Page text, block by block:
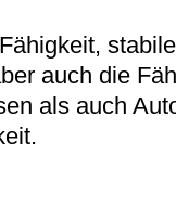
auch die
als auch